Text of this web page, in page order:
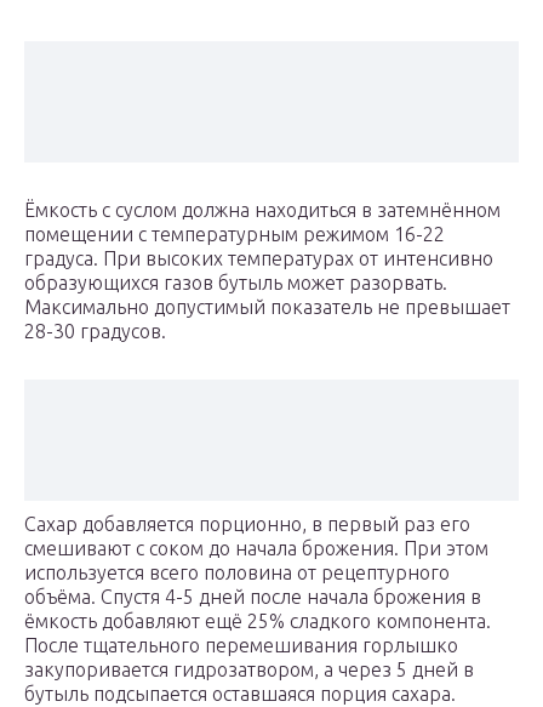
Ёмкость с суслом должна находиться в затемнённом
помещении с температурным режимом 16-22
градуса. При высоких температурах от интенсивно
образующихся газов бутыль может разорвать.
Максимально допустимый показатель не превышает
28-30 градусов.
Сахар добавляется порционно, в первый раз его
смешивают с соком до начала брожения. При этом
используется всего половина от рецептурного
объёма. Спустя 4-5 дней после начала брожения в
ёмкость добавляют ещё 25% сладкого компонента.
После тщательного перемешивания горлышко
закупоривается гидрозатвором, а через 5 дней в
бутыль подсыпается оставшаяся порция сахара.